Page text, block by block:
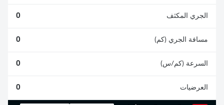
الجري المكثف 0
مسافة الجري (كم) 0
السرعة (كم/س) 0
العرضيات 0